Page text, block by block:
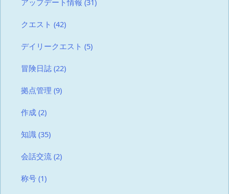
クエスト (42)
デイリークエスト (5)
冒険日誌 (22)
拠点管理 (9)
作成 (2)
知識 (35)
会話交流 (2)
称号 (1)